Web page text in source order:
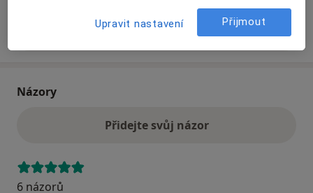
Víceo adrese
Názory
Přidejte svůj názor
6 názorů
Upravit nastavení Přijmout